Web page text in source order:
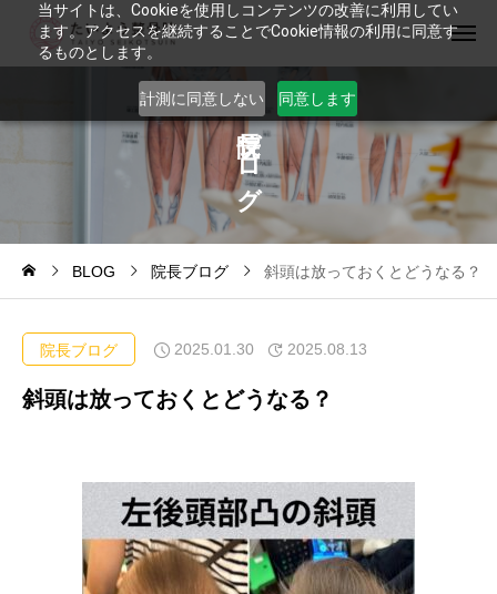
当サイトは、Cookieを使用しコンテンツの改善に利用してい
ます。アクセスを継続することでCookie情報の利用に同意す
るものとします。
計測に同意しない 同意します
ブ
ロ
グ
BLOG 院長ブログ 斜頭は放っておくとどうなる？
院長ブログ 2025.01.30 2025.08.13
斜頭は放っておくとどうなる？